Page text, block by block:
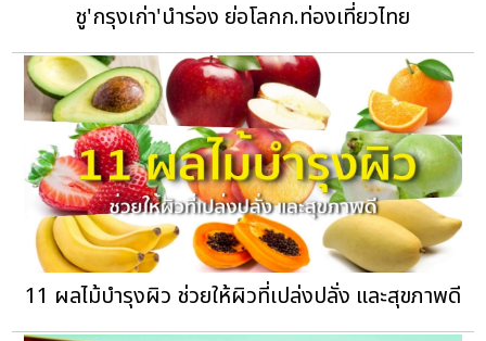
ชู'กรุงเก่า'นำร่อง ย่อโลกก.ท่องเที่ยวไทย
11 ผลไม้บำรุงผิว ช่วยให้ผิวที่เปล่งปลั่ง และสุขภาพดี